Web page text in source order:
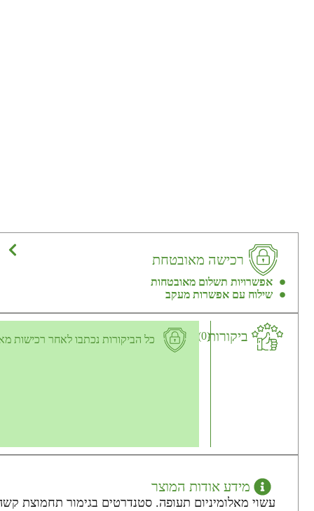
רכישה מאובטחת
אפשרויות תשלום מאובטחות
שילוח עם אפשרות מעקב
ביקורות(0) כל הביקורות נכתבו לאחר רכישות
מידע אודות המוצר
עשוי מאלומיניום תעופה. סטנדרטים בגימור תחמוצת קשה.